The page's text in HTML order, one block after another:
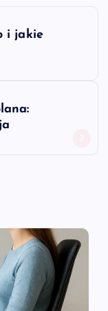
i jakie